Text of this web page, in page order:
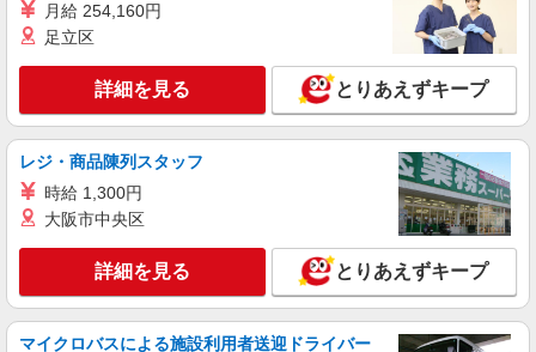
有）★ ゜・。○。・゜+゜・。○。・゜+゜
キープ 詳細を見る
派遣社員
株式会社シエロ
【ドコモ】の店舗スタッフ
時給1500円〜1600円（経験・能力による） ※
残業代支給 ★交通費別途支給（規定あり） ゜
+゜・。○。・゜+゜・。○。・゜+゜ 入社祝い金10
有）★ ゜・。○。・゜+゜・。○。・゜+゜
キープ 詳細を見る
派遣社員
株式会社シエロ
月給 254,160円
足立区
詳細を見る とりあえずキープ
レジ・商品陳列スタッフ
時給 1,300円
大阪市中央区
詳細を見る とりあえずキープ
マイクロバスによる施設利用者送迎ドライバー